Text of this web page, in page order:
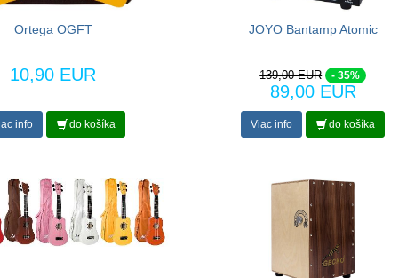
Ortega OGFT
10,90 EUR
info do košíka
JOYO Bantamp Atomic
139,00 EUR - 35%
89,00 EUR
Viac info do košíka